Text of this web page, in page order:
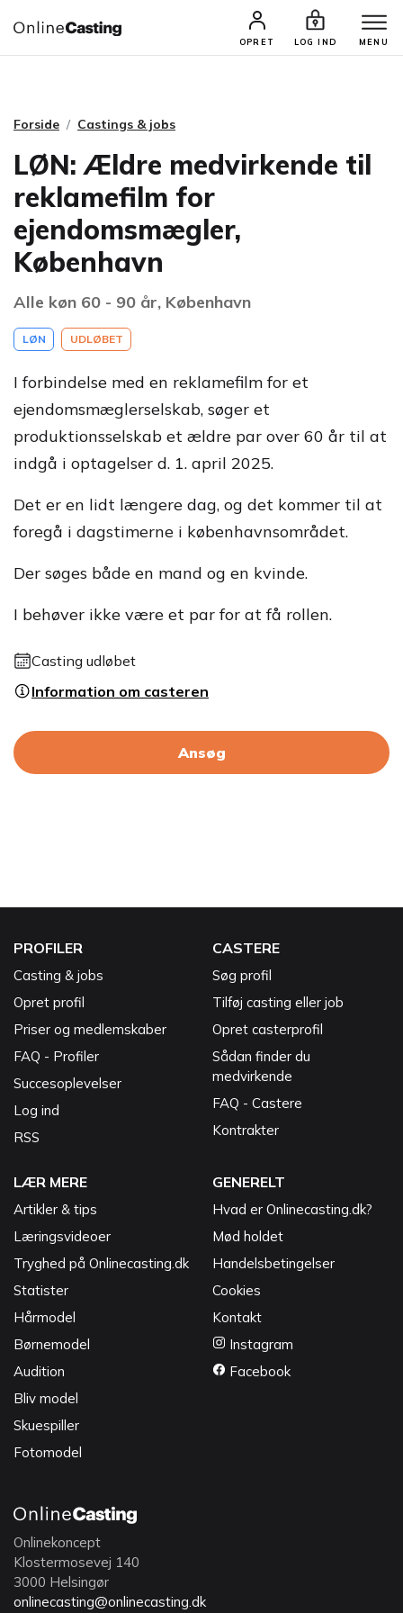
OPRET LOG IND MENU
CASTINGS & JOBS SØG PROFIL
Forside Castings & jobs
LØN: Ældre medvirkende til
reklamefilm for
ejendomsmægler,
København
Alle køn 60 - 90 år, København
LØN UDLØBET
I forbindelse med en reklamefilm for et
ejendomsmæglerselskab, søger et
produktionsselskab et ældre par over 60 år til at
indgå i optagelser d. 1. april 2025.
Det er en lidt længere dag, og det kommer til at
foregå i dagstimerne i københavnsområdet.
Der søges både en mand og en kvinde.
I behøver ikke være et par for at få rollen.
Casting udløbet
Information om casteren
Ansøg
PROFILER
Casting & jobs
Opret profil
Priser og medlemskaber
FAQ - Profiler
Succesoplevelser
Log ind
RSS
CASTERE
Søg profil
Tilføj casting eller job
Opret casterprofil
Sådan finder du
medvirkende
FAQ - Castere
Kontrakter
LÆR MERE
Artikler & tips
Læringsvideoer
Tryghed på Onlinecasting.dk
Statister
Hårmodel
Børnemodel
Audition
Bliv model
Skuespiller
Fotomodel
GENERELT
Hvad er Onlinecasting.dk?
Mød holdet
Handelsbetingelser
Cookies
Kontakt
Instagram
Facebook
Onlinekoncept
Klostermosevej 140
3000 Helsingør
onlinecasting@onlinecasting.dk